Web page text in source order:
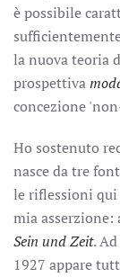
è possibile
la nuova teoria
prospettiva
concezione
Ho sostenuto
nasce da tre
le riflessioni
mia
Sein und Zeit.
1927 appare